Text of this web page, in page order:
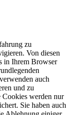
zu
Von diesen
in Ihrem Browser
auch
und zu
Cookies werden nur
Sie haben auch